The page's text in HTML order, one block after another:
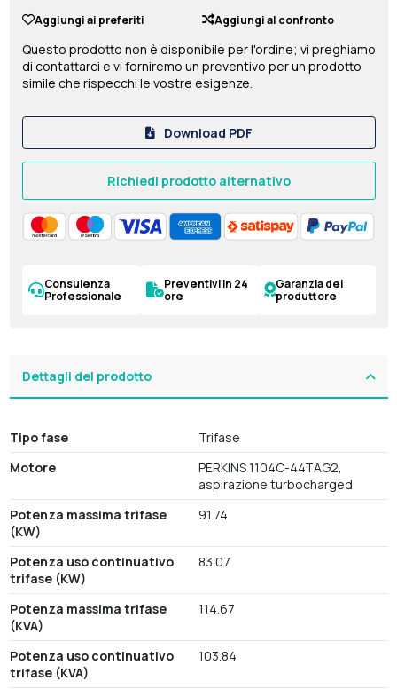
Aggiungi ai preferiti Aggiungi al confronto
Questo prodotto non è disponibile per l'ordine; vi preghiamo
di contattarci e vi forniremo un preventivo per un prodotto
simile che rispecchi le vostre esigenze.
Download PDF
Richiedi prodotto alternativo
Consulenza
Professionale
Preventivi in 24
ore
Garanzia del
produttore
Dettagli del prodotto
Tipo fase
Trifase
Motore
PERKINS 1104C-44TAG2,
aspirazione turbocharged
Potenza massima trifase
(KW)
91.74
Potenza uso continuativo
trifase (KW)
83.07
Potenza massima trifase
(KVA)
114.67
Potenza uso continuativo
trifase (KVA)
103.84